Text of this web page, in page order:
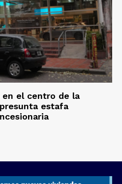
en el centro de la
estafa